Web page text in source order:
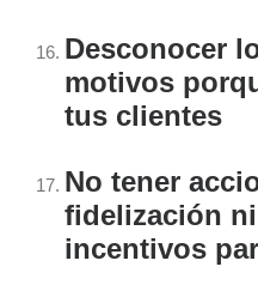
Desconocer
motivos
tus clientes
No tener
fidelización
incentivos